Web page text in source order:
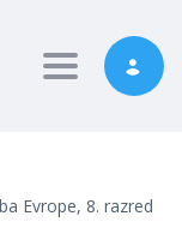
Toggle
Evrope, 8. razred